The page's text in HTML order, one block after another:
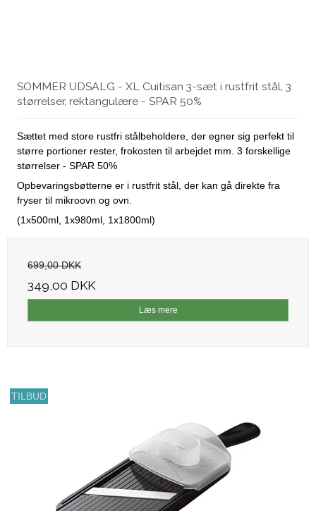
SOMMER UDSALG - XL Cuitisan 3-sæt i rustfrit stål, 3
størrelser, rektangulære - SPAR 50%
Sættet med store rustfri stålbeholdere, der egner sig perfekt til
større portioner rester, frokosten til arbejdet mm. 3 forskellige
størrelser - SPAR 50%
Opbevaringsbøtterne er i rustfrit stål, der kan gå direkte fra
fryser til mikroovn og ovn.
(1x500ml, 1x980ml, 1x1800ml)
699,00 DKK
349,00 DKK
Læs mere
TILBUD